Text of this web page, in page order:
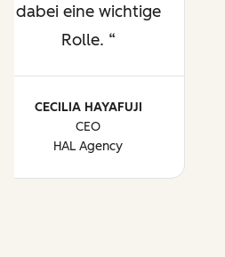
dabei eine wichtige
Rolle.
CECILIA HAYAFUJI
CEO
HAL Agency